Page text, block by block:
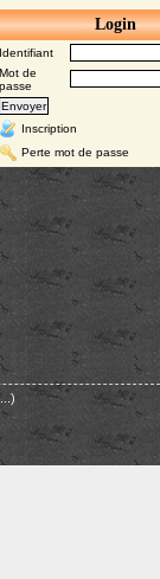
Login
Identifiant
Mot de
passe
Inscription
Perte mot de passe